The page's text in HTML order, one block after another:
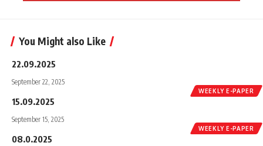
You Might also Like
WEEKLY E-PAPER
22.09.2025
September 22, 2025
WEEKLY E-PAPER
15.09.2025
September 15, 2025
08.0.2025